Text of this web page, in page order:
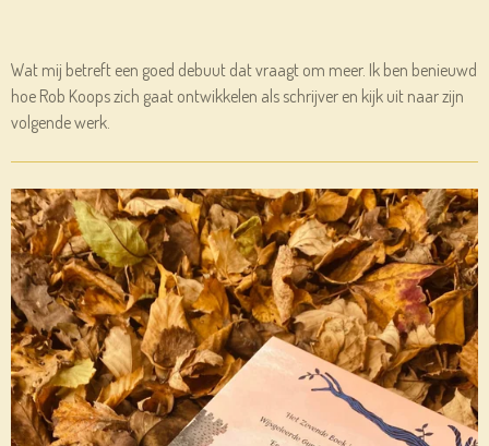
Wat mij betreft een goed debuut dat vraagt om meer. Ik ben benieuwd
hoe Rob Koops zich gaat ontwikkelen als schrijver en kijk uit naar zijn
volgende werk.